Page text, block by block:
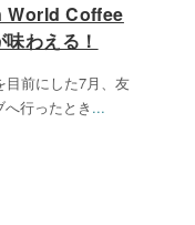
World Coffee
わえる！
前にした7月、友
行ったとき ...